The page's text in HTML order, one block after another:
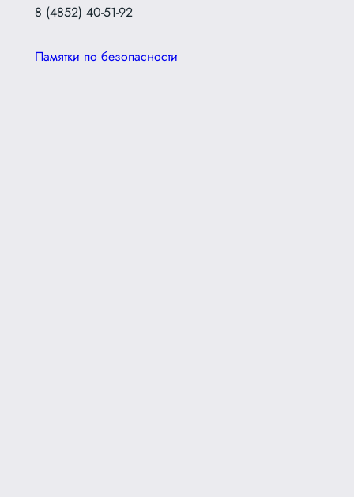
8 (4852) 40-51-92
Памятки по безопасности